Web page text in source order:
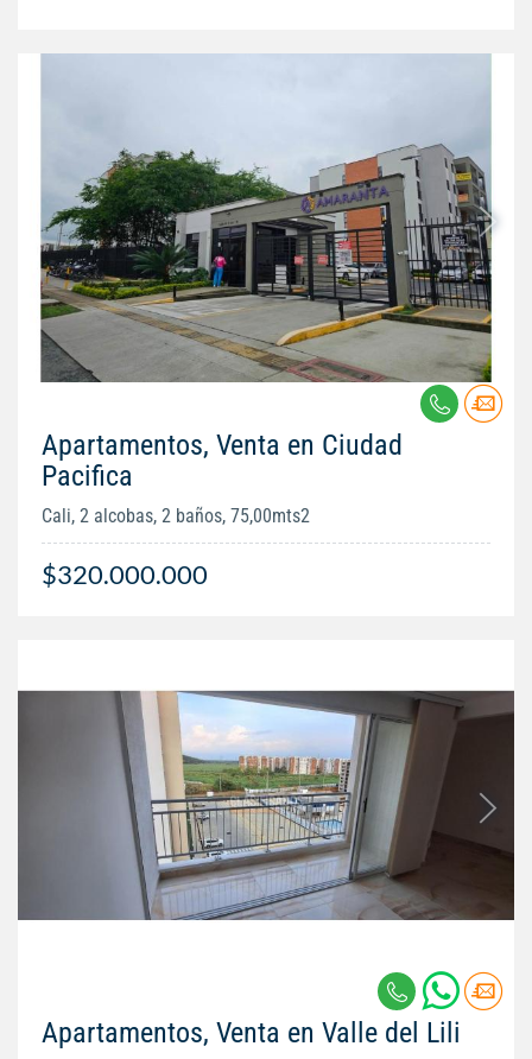
Apartamentos, Venta en Ciudad
Pacifica
Cali, 2 alcobas, 2 baños, 75,00mts2
$320.000.000
Apartamentos, Venta en Valle del Lili